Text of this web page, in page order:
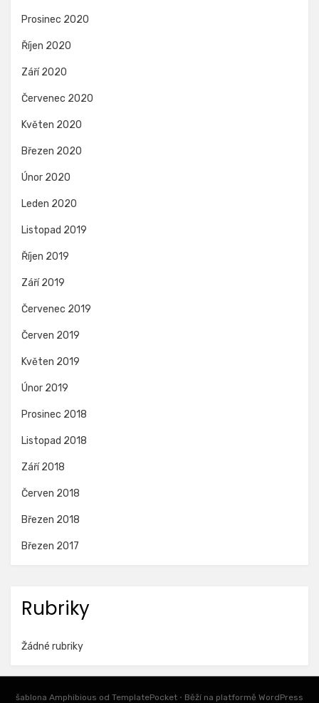
Prosinec 2020
Říjen 2020
Září 2020
Červenec 2020
Květen 2020
Březen 2020
Únor 2020
Leden 2020
Listopad 2019
Říjen 2019
Září 2019
Červenec 2019
Červen 2019
Květen 2019
Únor 2019
Prosinec 2018
Listopad 2018
Září 2018
Červen 2018
Březen 2018
Březen 2017
Rubriky
Žádné rubriky
šablona Amphibious od TemplatePocket ⋅ Běží na platformě WordPress